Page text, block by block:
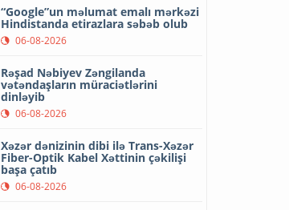
“Google”un məlumat emalı mərkəzi
Hindistanda etirazlara səbəb olub
06-08-2026
Rəşad Nəbiyev Zəngilanda
vətəndaşların müraciətlərini
dinləyib
06-08-2026
Xəzər dənizinin dibi ilə Trans-Xəzər
Fiber-Optik Kabel Xəttinin çəkilişi
başa çatıb
06-08-2026